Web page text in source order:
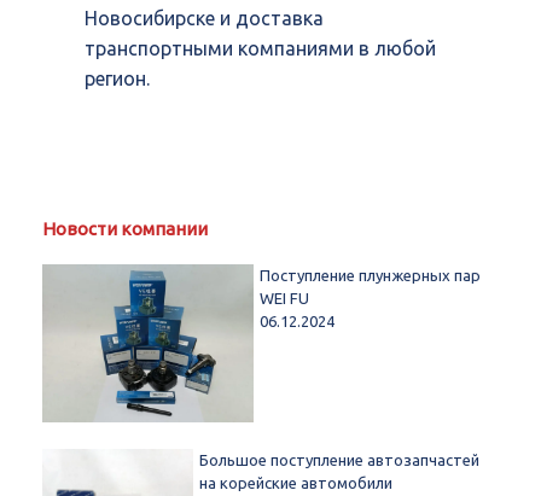
Новосибирске и доставка
транспортными компаниями в любой
регион.
Новости компании
Поступление плунжерных пар
WEI FU
06.12.2024
Большое поступление автозапчастей
на корейские автомобили